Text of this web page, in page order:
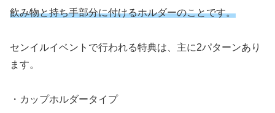
飲み物と持ち手部分に付けるホルダーのことです。
センイルイベントで行われる特典は、主に2パターンあり
ます。
・カップホルダータイプ